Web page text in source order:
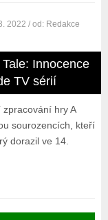
2022 / od: Redakce
Innocence
TV sérií
zpracování hry A
sourozencích, kteří
dorazil ve 14.